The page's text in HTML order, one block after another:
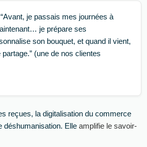
je passais mes journées à
je prépare ses
son bouquet, et quand il vient,
(une de nos clientes
reçues, la digitalisation du commerce
déshumanisation. Elleamplifie le savoir-